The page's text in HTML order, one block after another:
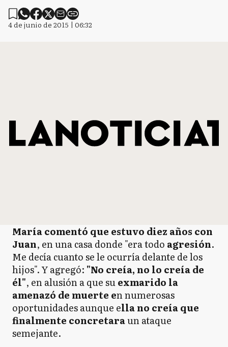
4 de junio de 2015 | 06:32
María comentó que estuvo diez años con
Juan, en una casa donde "era todo agresión.
Me decía cuanto se le ocurría delante de los
hijos". Y agregó: "No creía, no lo creía de
él", en alusión a que suexmarido la
amenazó de muerte en numerosas
oportunidades aunque ella no creía que
finalmente concretaraun ataque
semejante.